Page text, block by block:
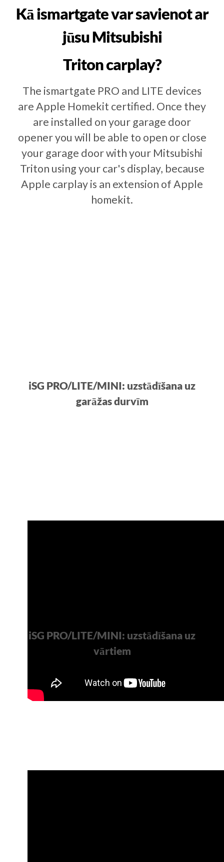
Kā ismartgate var savienot ar
jūsu Mitsubishi
Triton carplay?
The ismartgate PRO and LITE devices
are Apple Homekit certified. Once they
are installed on your garage door
opener you will be able to open or close
your garage door with your Mitsubishi
Triton using your car's display, because
Apple carplay is an extension of Apple
homekit.
iSG PRO/LITE/MINI: uzstādīšana uz
garāžas durvīm
iSG PRO/LITE/MINI: uzstādīšana uz
vārtiem